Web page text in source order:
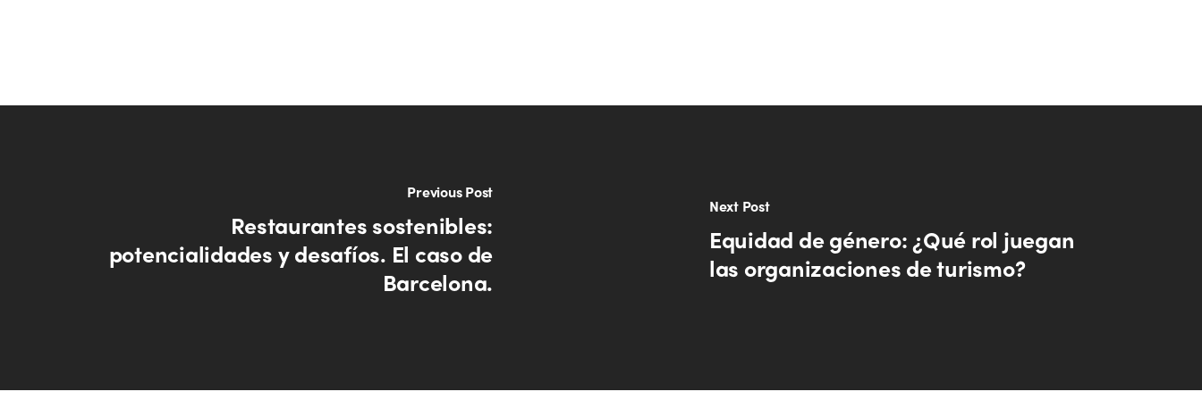
Previous Post
Restaurantes sostenibles:
potencialidades y desafíos. El caso de
Barcelona.
Next Post
Equidad de género: ¿Qué rol juegan
las organizaciones de turismo?